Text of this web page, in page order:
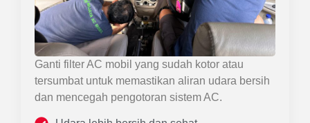
Ganti filter AC mobil yang sudah kotor atau
tersumbat untuk memastikan aliran udara bersih
dan mencegah pengotoran sistem AC.